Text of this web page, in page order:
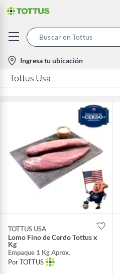
location-
icon
Ingresa tu ubicación
Tottus Usa
TOTTUS USA
Lomo Fino de Cerdo Tottus x
Kg
Empaque 1 Kg Aprox.
Por TOTTUS